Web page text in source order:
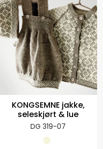
KONGSEMNE jakke,
seleskjørt & lue
DG 319-07